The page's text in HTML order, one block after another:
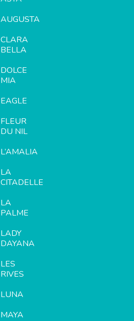
AUGUSTA
CLARA
BELLA
DOLCE
MIA
EAGLE
FLEUR
DU NIL
L’AMALIA
LA
CITADELLE
LA
PALME
LADY
DAYANA
LES
RIVES
LUNA
MAYA